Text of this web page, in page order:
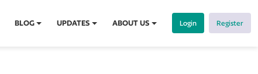
BLOG UPDATES ABOUT US Login Register